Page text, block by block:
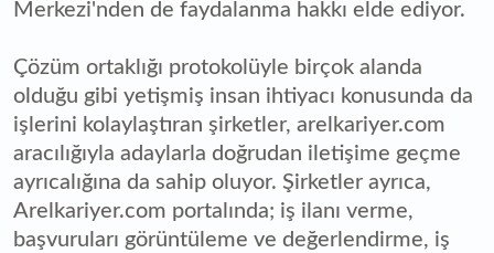
Merkezi'nden de faydalanma hakkı elde ediyor.
Çözüm ortaklığı protokolüyle birçok alanda
olduğu gibi yetişmiş insan ihtiyacı konusunda da
işlerini kolaylaştıran şirketler, arelkariyer.com
aracılığıyla adaylarla doğrudan iletişime geçme
ayrıcalığına da sahip oluyor. Şirketler ayrıca,
Arelkariyer.com portalında; iş ilanı verme,
başvuruları görüntüleme ve değerlendirme, iş